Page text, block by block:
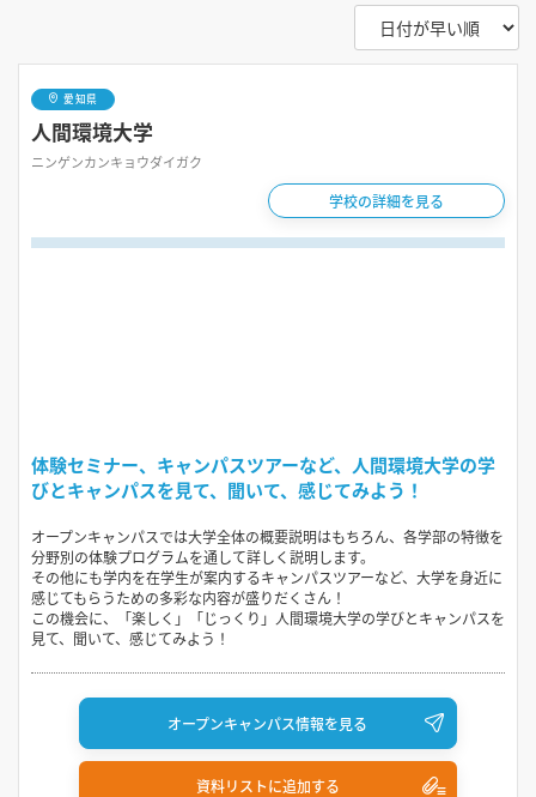
愛知県
人間環境大学
ニンゲンカンキョウダイガク
学校の詳細を見る
体験セミナー、キャンパスツアーなど、人間環境大学の学
びとキャンパスを見て、聞いて、感じてみよう！
オープンキャンパスでは大学全体の概要説明はもちろん、各学部の特徴を
分野別の体験プログラムを通して詳しく説明します。
その他にも学内を在学生が案内するキャンパスツアーなど、大学を身近に
感じてもらうための多彩な内容が盛りだくさん！
この機会に、「楽しく」「じっくり」人間環境大学の学びとキャンパスを
見て、聞いて、感じてみよう！
オープンキャンパス情報を見る
資料リストに追加する